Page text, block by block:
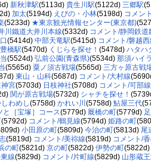
新秋津駅(5113d) 貴生川駅(5122d) 三郷駅
加太(5194d) えびの・小林(5198d) コメン
(5233d) ★東京観光情報センター(東京都)
川鐵道大井川本線(5332d) コメント/静岡鉄道
(5414d) 中部天竜駅(5415d) コメント/磐越西
豊橋駅(5470d) くじらを探せ！ (5478d) ハタハ
(5524d) 弘前公園(青森県)(5534d) 那須ハイ
(5565d) 粟ノ須古戦場(5565d) 三方ヶ原古戦
東山・山科(5687d) コメント/大村線
宮(5703d) 日枝神社(5708d) コメント/可部線
関が原古戦場(5732d) シャチを探せ！
わめし(5758d) かれい川 (5758d) 鮎屋三代
と［宝塚］コース(5779d) 厩橋の町(5779d)
(5792d) コメント/鶴見線(5794d) 姫路の町
小田原の町(5809d) 今治の町(5813d) 尾
(5819d) コメント/美祢線(5819d) コメント/
の町(5821d) 京の町(5822d) 伊勢の町(5822d)
線(5829d) コメント/片町線(5829d) 山形蔵